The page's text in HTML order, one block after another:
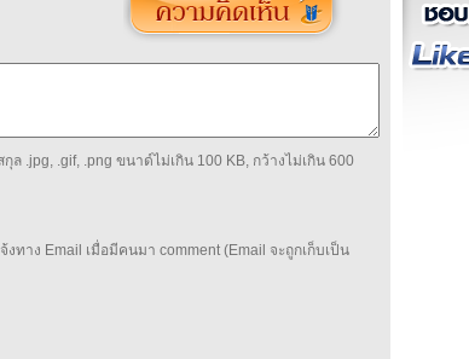
ล .jpg, .gif, .png ขนาด์ไม่เกิน 100 KB, กว้างไม่เกิน 600
งทาง Email เมื่อมีคนมา comment (Email จะถูกเก็บเป็น